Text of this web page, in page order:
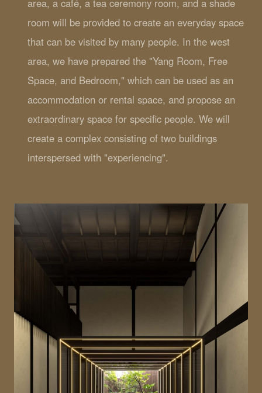
area, a café, a tea ceremony room, and a shade
room will be provided to create an everyday space
that can be visited by many people. In the west
area, we have prepared the "Yang Room, Free
Space, and Bedroom," which can be used as an
accommodation or rental space, and propose an
extraordinary space for specific people. We will
create a complex consisting of two buildings
interspersed with "experiencing".